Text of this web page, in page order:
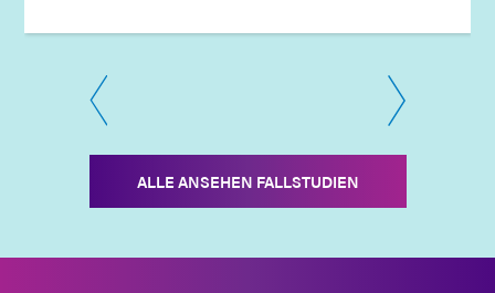
ALLE ANSEHEN FALLSTUDIEN